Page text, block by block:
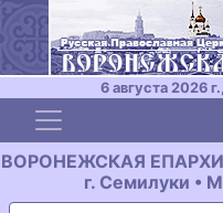
6 августа 2026
Toggle navigation
ВОРОНЕЖСКАЯ ЕПАРХИЯ
г. Семилуки •